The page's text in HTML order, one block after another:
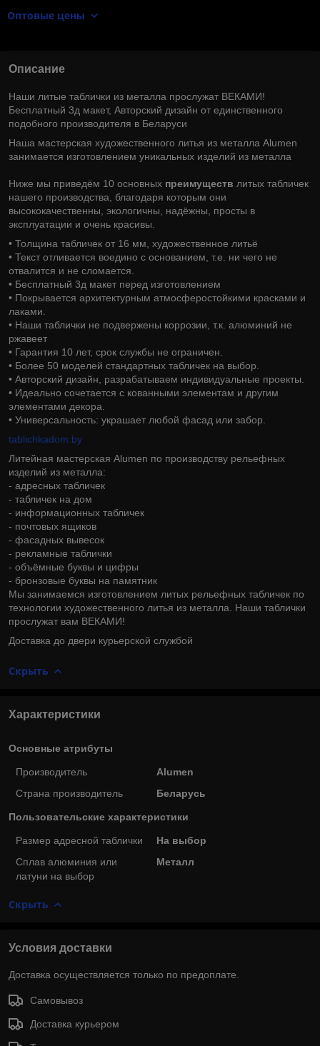
Оптовые цены
Описание
Наши литые таблички из металла прослужат ВЕКАМИ!
Бесплатный 3д макет, Авторский дизайн от единственного
подобного производителя в Беларуси
Наша мастерская художественного литья из металла Alumen
занимается изготовлением уникальных изделий из металла
Ниже мы приведём 10 основных преимуществ литых табличек
нашего производства, благодаря которым они
высококачественны, экологичны, надёжны, просты в
эксплуатации и очень красивы.
• Толщина табличек от 16 мм, художественное литьё
• Текст отливается воедино с основанием, т.е. ни чего не
отвалится и не сломается.
• Бесплатный 3д макет перед изготовлением
• Покрывается архитектурным атмосферостойкими красками и
лаками.
• Наши таблички не подвержены коррозии, т.к. алюминий не
ржавеет
• Гарантия 10 лет, срок службы не ограничен.
• Более 50 моделей стандартных табличек на выбор.
• Авторский дизайн, разрабатываем индивидуальные проекты.
• Идеально сочетается с кованными элементам и другим
элементами декора.
• Универсальность: украшает любой фасад или забор.
tablichkadom.by
Литейная мастерская Alumen по производству рельефных
изделий из металла:
- адресных табличек
- табличек на дом
- информационных табличек
- почтовых ящиков
- фасадных вывесок
- рекламные таблички
- объёмные буквы и цифры
- бронзовые буквы на памятник
Мы занимаемся изготовлением литых рельефных табличек по
технологии художественного литья из металла. Наши таблички
прослужат вам ВЕКАМИ!
Доставка до двери курьерской службой
Скрыть
Характеристики
Основные атрибуты
Производитель
Alumen
Страна производитель
Беларусь
Пользовательские характеристики
Размер адресной таблички
На выбор
Сплав алюминия или
латуни на выбор
Металл
Скрыть
Условия доставки
Доставка осуществляется только по предоплате.
Самовывоз
Доставка курьером